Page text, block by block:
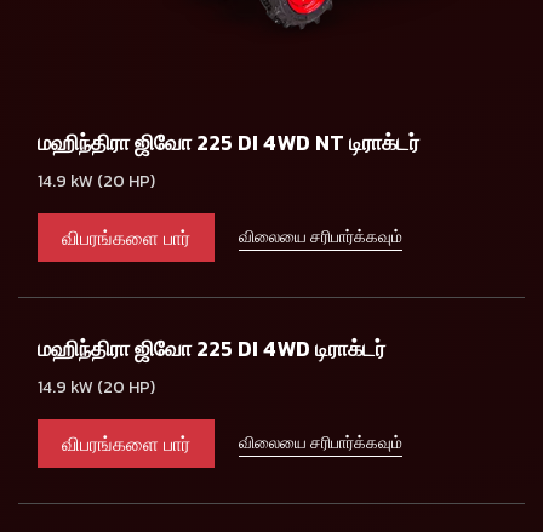
மஹிந்திரா ஜிவோ 225 DI 4WD NT டிராக்டர்
14.9 kW (20 HP)
விபரங்களை பார் விலையை சரிபார்க்கவும்
மஹிந்திரா ஜிவோ 225 DI 4WD டிராக்டர்
14.9 kW (20 HP)
விபரங்களை பார் விலையை சரிபார்க்கவும்